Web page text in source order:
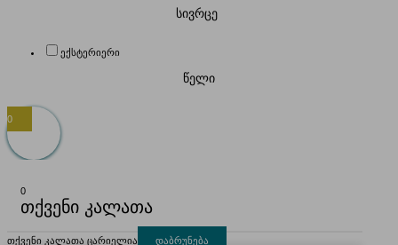
სივრცე
ექსტერიერი
წელი
0
0
თქვენი კალათა
თქვენი კალათა ცარიელია დაბრუნება